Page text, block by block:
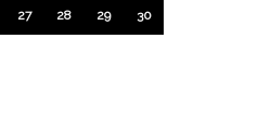
27 28 29 30